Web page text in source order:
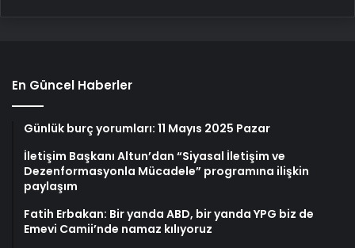
En Güncel Haberler
Günlük burç yorumları: 11 Mayıs 2025 Pazar
İletişim Başkanı Altun’dan “Siyasal İletişim ve
Dezenformasyonla Mücadele” programına ilişkin
paylaşım
Fatih Erbakan: Bir yanda ABD, bir yanda YPG biz de
Emevi Camii’nde namaz kılıyoruz